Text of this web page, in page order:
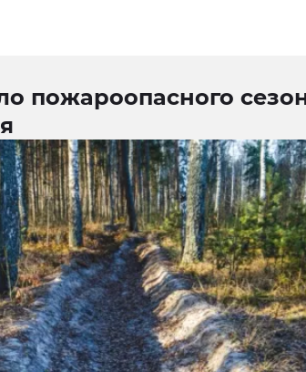
пожароопасного